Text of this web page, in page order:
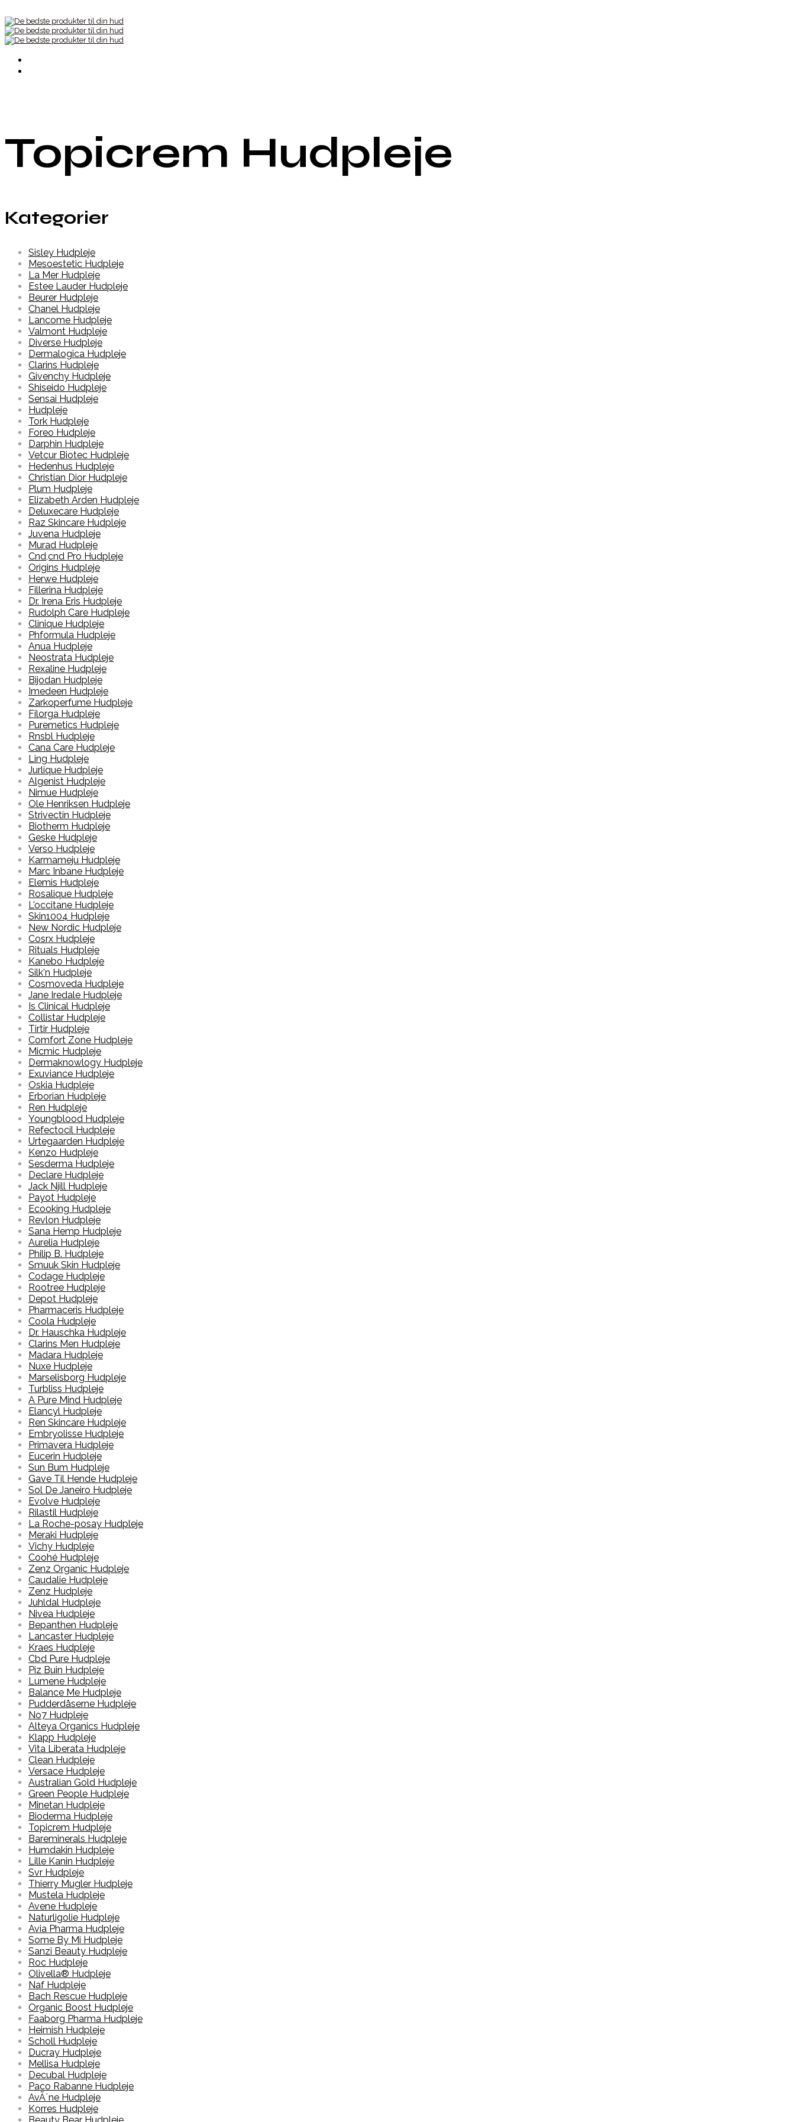
Topicrem Hudpleje
Kategorier
Sisley Hudpleje
Mesoestetic Hudpleje
La Mer Hudpleje
Estee Lauder Hudpleje
Beurer Hudpleje
Chanel Hudpleje
Lancome Hudpleje
Valmont Hudpleje
Diverse Hudpleje
Dermalogica Hudpleje
Clarins Hudpleje
Givenchy Hudpleje
Shiseido Hudpleje
Sensai Hudpleje
Hudpleje
Tork Hudpleje
Foreo Hudpleje
Darphin Hudpleje
Vetcur Biotec Hudpleje
Hedenhus Hudpleje
Christian Dior Hudpleje
Plum Hudpleje
Elizabeth Arden Hudpleje
Deluxecare Hudpleje
Raz Skincare Hudpleje
Juvena Hudpleje
Murad Hudpleje
Cnd,cnd Pro Hudpleje
Origins Hudpleje
Herwe Hudpleje
Fillerina Hudpleje
Dr. Irena Eris Hudpleje
Rudolph Care Hudpleje
Clinique Hudpleje
Phformula Hudpleje
Anua Hudpleje
Neostrata Hudpleje
Rexaline Hudpleje
Bijodan Hudpleje
Imedeen Hudpleje
Zarkoperfume Hudpleje
Filorga Hudpleje
Puremetics Hudpleje
Rnsbl Hudpleje
Cana Care Hudpleje
Ling Hudpleje
Jurlique Hudpleje
Algenist Hudpleje
Nimue Hudpleje
Ole Henriksen Hudpleje
Strivectin Hudpleje
Biotherm Hudpleje
Geske Hudpleje
Verso Hudpleje
Karmameju Hudpleje
Marc Inbane Hudpleje
Elemis Hudpleje
Rosalique Hudpleje
L'occitane Hudpleje
Skin1004 Hudpleje
New Nordic Hudpleje
Cosrx Hudpleje
Rituals Hudpleje
Kanebo Hudpleje
Silk'n Hudpleje
Cosmoveda Hudpleje
Jane Iredale Hudpleje
Is Clinical Hudpleje
Collistar Hudpleje
Tirtir Hudpleje
Comfort Zone Hudpleje
Micmic Hudpleje
Dermaknowlogy Hudpleje
Exuviance Hudpleje
Oskia Hudpleje
Erborian Hudpleje
Ren Hudpleje
Youngblood Hudpleje
Refectocil Hudpleje
Urtegaarden Hudpleje
Kenzo Hudpleje
Sesderma Hudpleje
Declare Hudpleje
Jack Njill Hudpleje
Payot Hudpleje
Ecooking Hudpleje
Revlon Hudpleje
Sana Hemp Hudpleje
Aurelia Hudpleje
Philip B. Hudpleje
Smuuk Skin Hudpleje
Codage Hudpleje
Rootree Hudpleje
Depot Hudpleje
Pharmaceris Hudpleje
Coola Hudpleje
Dr. Hauschka Hudpleje
Clarins Men Hudpleje
Madara Hudpleje
Nuxe Hudpleje
Marselisborg Hudpleje
Turbliss Hudpleje
A Pure Mind Hudpleje
Elancyl Hudpleje
Ren Skincare Hudpleje
Embryolisse Hudpleje
Primavera Hudpleje
Eucerin Hudpleje
Sun Bum Hudpleje
Gave Til Hende Hudpleje
Sol De Janeiro Hudpleje
Evolve Hudpleje
Rilastil Hudpleje
La Roche-posay Hudpleje
Meraki Hudpleje
Vichy Hudpleje
Coohé Hudpleje
Zenz Organic Hudpleje
Caudalie Hudpleje
Zenz Hudpleje
Juhldal Hudpleje
Nivea Hudpleje
Bepanthen Hudpleje
Lancaster Hudpleje
Kraes Hudpleje
Cbd Pure Hudpleje
Piz Buin Hudpleje
Lumene Hudpleje
Balance Me Hudpleje
Pudderdåserne Hudpleje
No7 Hudpleje
Alteya Organics Hudpleje
Klapp Hudpleje
Vita Liberata Hudpleje
Clean Hudpleje
Versace Hudpleje
Australian Gold Hudpleje
Green People Hudpleje
Minetan Hudpleje
Bioderma Hudpleje
Topicrem Hudpleje
Bareminerals Hudpleje
Humdakin Hudpleje
Lille Kanin Hudpleje
Svr Hudpleje
Thierry Mugler Hudpleje
Mustela Hudpleje
Avene Hudpleje
Naturligolie Hudpleje
Avia Pharma Hudpleje
Some By Mi Hudpleje
Sanzi Beauty Hudpleje
Roc Hudpleje
Olivella® Hudpleje
Naf Hudpleje
Bach Rescue Hudpleje
Organic Boost Hudpleje
Faaborg Pharma Hudpleje
Heimish Hudpleje
Scholl Hudpleje
Ducray Hudpleje
Mellisa Hudpleje
Decubal Hudpleje
Paco Rabanne Hudpleje
AvÃ¨ne Hudpleje
Korres Hudpleje